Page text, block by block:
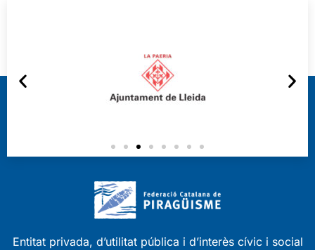
Entitat privada, d’utilitat pública i d’interès cívic i social